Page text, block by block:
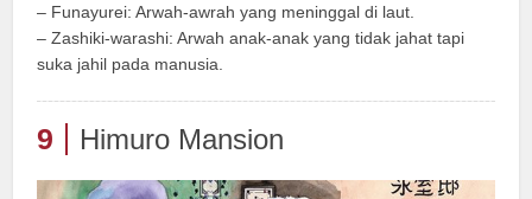
– Funayurei: Arwah-awrah yang meninggal di laut.
– Zashiki-warashi: Arwah anak-anak yang tidak jahat tapi
suka jahil pada manusia.
9 Himuro Mansion